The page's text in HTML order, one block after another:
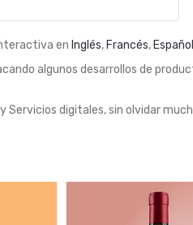
en Inglés, Francés, Español
algunos desarrollos de
digitales, sin olvidar